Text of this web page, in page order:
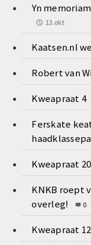
Yn
13.okt
Kaatsen.nl
Robert van
Kweapraat 4
Ferskate
Kweapraat
KNKB roept
overleg!
0
Kweapraat 12